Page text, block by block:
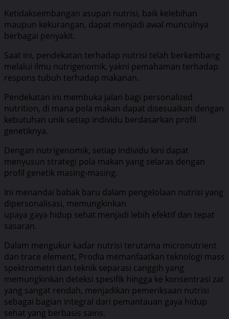
Ketidakseimbangan asupan nutrisi, baik kelebihan
maupun kekurangan, dapat menjadi awal munculnya
berbagai penyakit.
Saat ini, pendekatan terhadap nutrisi telah berkembang
melalui ilmu nutrigenomik, yakni pemahaman terhadap
respons tubuh terhadap makanan.
Pendekatan ini membuka jalan bagi personalized
nutrition, di mana pola makan dapat disesuaikan dengan
kebutuhan unik setiap individu berdasarkan profil
genetiknya.
Dengan nutrigenomik, setiap individu kini dapat
menyusun strategi pola makan yang selaras dengan
profil genetik masing-masing.
Ini menandai babak baru dalam pengelolaan nutrisi yang
dipersonalisasi, memungkinkan
upaya gaya hidup sehat menjadi lebih efektif dan tepat
sasaran.
Dalam mengukur kadar nutrisi terutama micronutrient
dan trace element, Prodia memanfaatkan teknologi mass
spektrometri dan teknik separasi canggih yang
memungkinkan deteksi spesifik hingga ke konsentrasi zat
yang sangat rendah, menjadikan pemeriksaan nutrisi
sebagai bagian integral dari pemantauan gaya hidup
sehat yang berbasis sains.